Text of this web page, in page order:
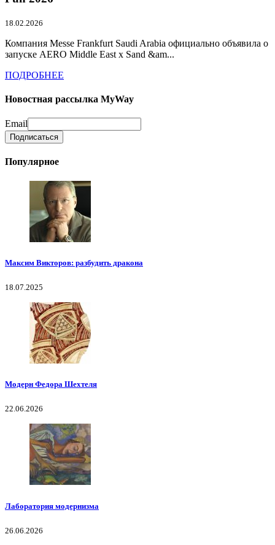
18.02.2026
Компания Messe Frankfurt Saudi Arabia официально объявила о
запуске AERO Middle East x Sand &am...
ПОДРОБНЕЕ
Новостная рассылка MyWay
Email
Популярное
Максим Викторов: разбудить дракона
18.07.2025
Модерн Федора Шехтеля
22.06.2026
Лаборатория модернизма
26.06.2026